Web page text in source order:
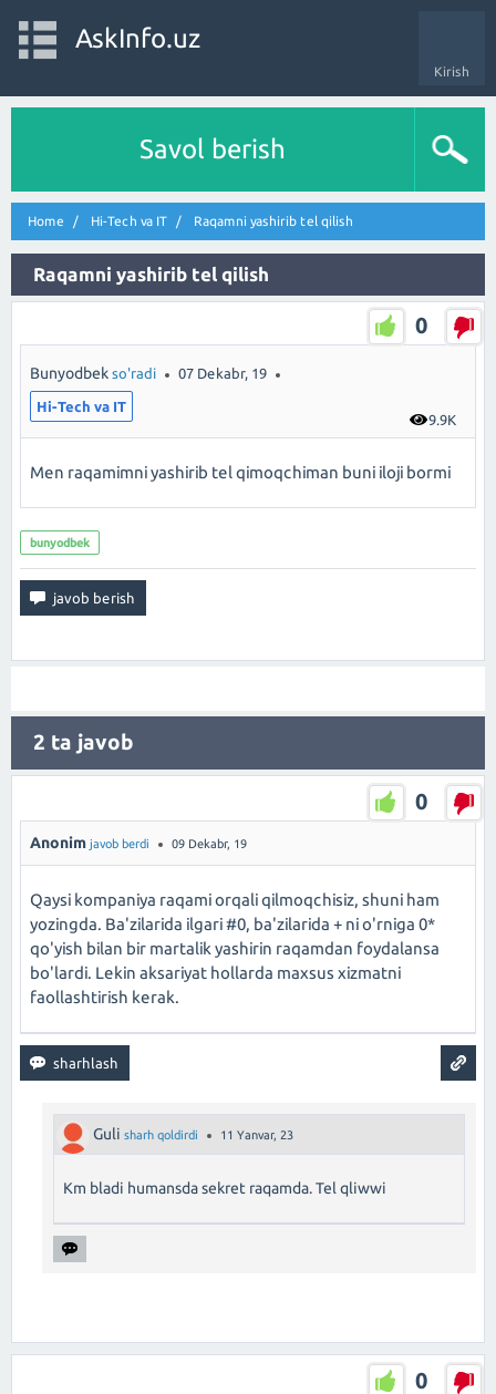
Kirish
AskInfo.uz
Savol berish
Home Hi-Tech va IT Raqamni yashirib tel qilish
Raqamni yashirib tel qilish
0
9.9K
Bunyodbek so'radi 07 Dekabr, 19
Hi-Tech va IT
Men raqamimni yashirib tel qimoqchiman buni iloji bormi
bunyodbek
2 ta javob
0
Anonim javob berdi 09 Dekabr, 19
Qaysi kompaniya raqami orqali qilmoqchisiz, shuni ham
yozingda. Ba'zilarida ilgari #0, ba'zilarida + ni o'rniga 0*
qo'yish bilan bir martalik yashirin raqamdan foydalansa
bo'lardi. Lekin aksariyat hollarda maxsus xizmatni
faollashtirish kerak.
Guli sharh qoldirdi 11 Yanvar, 23
Km bladi humansda sekret raqamda. Tel qliwwi
0